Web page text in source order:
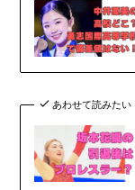
あわせて読みたい